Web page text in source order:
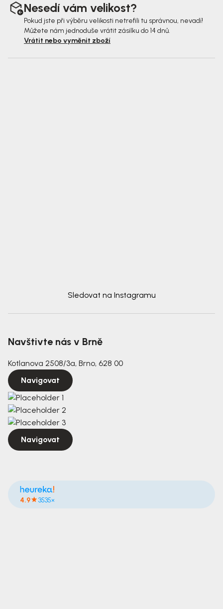
Nesedí vám velikost?
Pokud jste při výběru velikosti netrefili tu správnou, nevadí!
Můžete nám jednoduše vrátit zásilku do 14 dnů.
Vrátit nebo vyměnit zboží
Sledovat na Instagramu
Navštivte nás v Brně
Kotlanova 2508/3a, Brno, 628 00
Navigovat
Navigovat
4.9 3535×